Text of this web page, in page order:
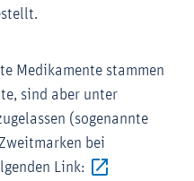
Medikamente stammen
sind aber unter
(sogenannte
bei
Link: